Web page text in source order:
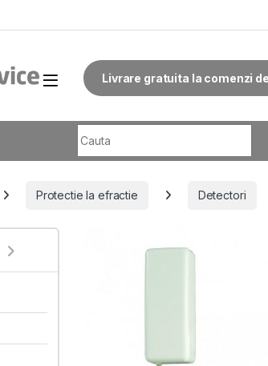
Livrare gratuita la comenzi
Protectie la efractie Detectori